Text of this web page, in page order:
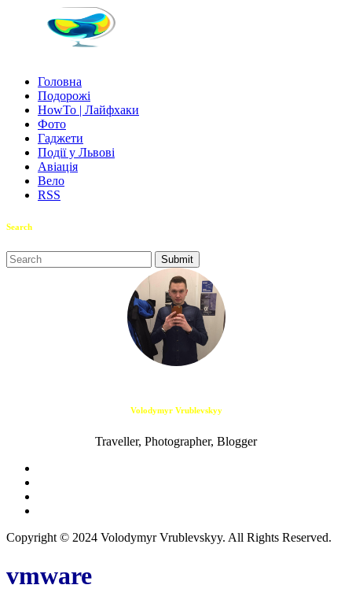
Головна
Подорожі
HowTo | Лайфхаки
Фото
Гаджети
Події у Львові
Авіація
Вело
RSS
Search
Volodymyr Vrublevskyy
Traveller, Photographer, Blogger
Copyright © 2024 Volodymyr Vrublevskyy. All Rights Reserved.
vmware